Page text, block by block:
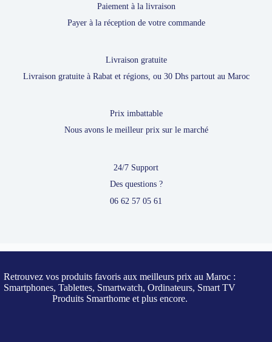
Paiement à la livraison
Payer à la réception de votre commande
Livraison gratuite
Livraison gratuite à Rabat et régions, ou 30 Dhs partout au Maroc
Prix imbattable
Nous avons le meilleur prix sur le marché
24/7 Support
Des questions ?
06 62 57 05 61
Retrouvez vos produits favoris aux meilleurs prix au Maroc :
Smartphones, Tablettes, Smartwatch, Ordinateurs, Smart TV
Produits Smarthome et plus encore.